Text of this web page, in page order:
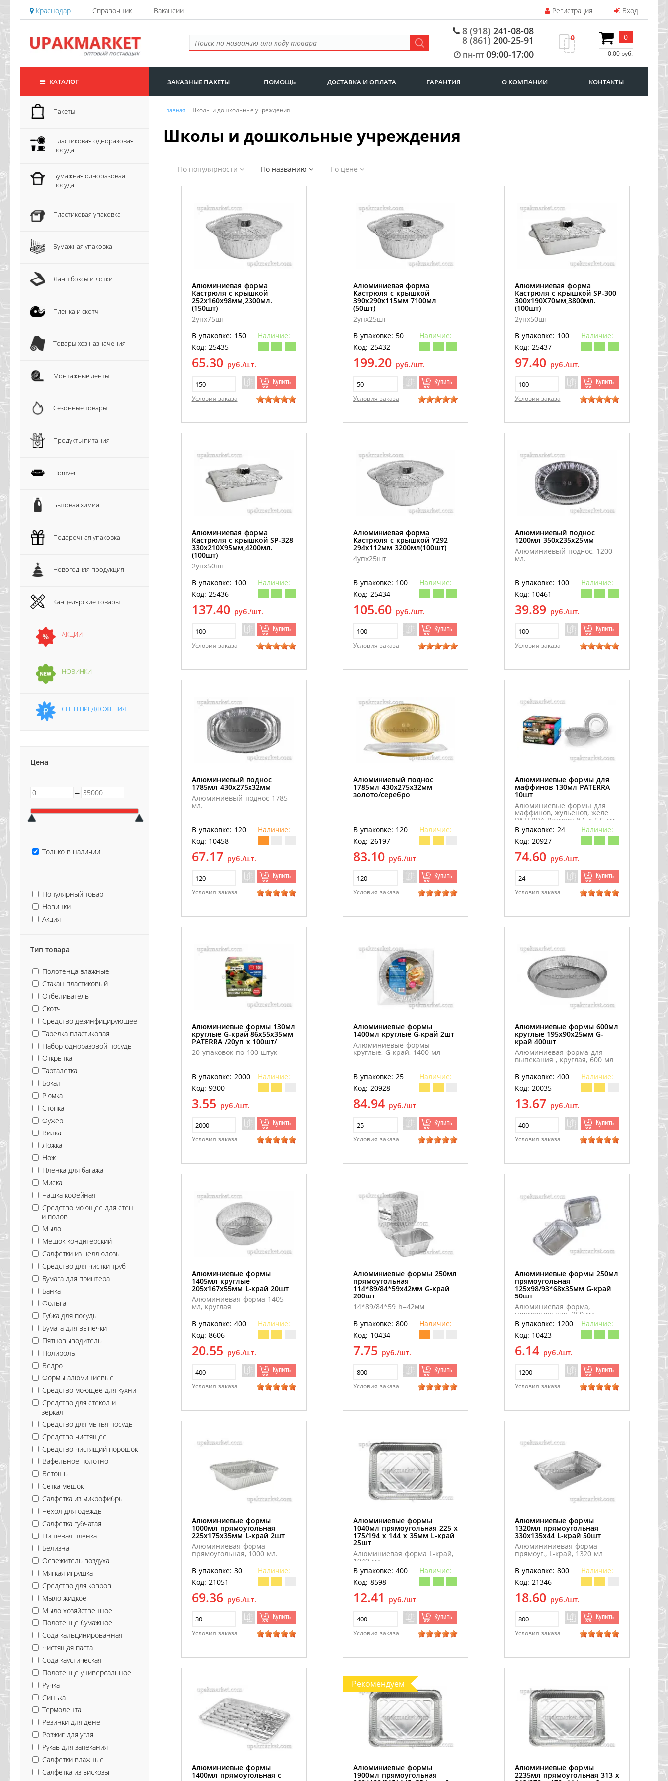
Краснодар Справочник Вакансии Регистрация Вход
8 (918) 241-08-08
8 (861) 200-25-91
пн-пт09:00-17:00
0 0
0.00 руб.
КАТАЛОГ ЗАКАЗНЫЕ ПАКЕТЫ ПОМОЩЬ ДОСТАВКА И ОПЛАТА ГАРАНТИЯ О КОМПАНИИ КОНТАКТЫ
Пакеты
Пластиковая одноразовая
посуда
Бумажная одноразовая
посуда
Пластиковая упаковка
Бумажная упаковка
Ланч боксы и лотки
Пленка и скотч
Товары хоз назначения
Монтажные ленты
Сезонные товары
Продукты питания
Homver
Бытовая химия
Подарочная упаковка
Новогодняя продукция
Канцелярские товары
АКЦИИ
НОВИНКИ
СПЕЦ ПРЕДЛОЖЕНИЯ
Цена
─
Только в наличии
Популярный товар
Новинки
Акция
Тип товара
Полотенца влажные
Стакан пластиковый
Отбеливатель
Скотч
Средство дезинфицирующее
Тарелка пластиковая
Набор одноразовой посуды
Открытка
Тарталетка
Бокал
Рюмка
Стопка
Фужер
Вилка
Ложка
Нож
Пленка для багажа
Миска
Чашка кофейная
Средство моющее для стен
и полов
Мыло
Мешок кондитерский
Салфетки из целлюлозы
Средство для чистки труб
Бумага для принтера
Банка
Фольга
Губка для посуды
Бумага для выпечки
Пятновыводитель
Полироль
Ведро
Формы алюминиевые
Средство моющее для кухни
Средство для стекол и
зеркал
Средство для мытья посуды
Средство чистящее
Средство чистящий порошок
Вафельное полотно
Ветошь
Сетка мешок
Салфетка из микрофибры
Чехол для одежды
Салфетка губчатая
Пищевая пленка
Белизна
Освежитель воздуха
Мягкая игрушка
Средство для ковров
Мыло жидкое
Мыло хозяйственное
Полотенце бумажное
Сода кальцинированная
Чистящая паста
Сода каустическая
Полотенце универсальное
Ручка
Синька
Термолента
Резинки для денег
Розжиг для угля
Рукав для запекания
Салфетки влажные
Салфетка из вискозы
Главная- Школы и дошкольные учреждения
Школы и дошкольные учреждения
По популярности По названию По цене
Алюминиевая форма
Кастрюля с крышкой
252х160х98мм,2300мл.
(150шт)
2упх75шт
В упаковке: 150
Наличие:
Код: 25435
65.30 руб./шт.
Купить
Условия заказа
Алюминиевая форма
Кастрюля с крышкой
390х290х115мм 7100мл
(50шт)
2упх25шт
В упаковке: 50
Наличие:
Код: 25432
199.20 руб./шт.
Купить
Условия заказа
Алюминиевая форма
Кастрюля с крышкой SP-300
300х190Х70мм,3800мл.
(100шт)
2упх50шт
В упаковке: 100
Наличие:
Код: 25437
97.40 руб./шт.
Купить
Условия заказа
Алюминиевая форма
Кастрюля с крышкой SP-328
330х210Х95мм,4200мл.
(100шт)
2упх50шт
В упаковке: 100
Наличие:
Код: 25436
137.40 руб./шт.
Купить
Условия заказа
Алюминиевая форма
Кастрюля с крышкой Y292
294х112мм 3200мл(100шт)
4упх25шт
В упаковке: 100
Наличие:
Код: 25434
105.60 руб./шт.
Купить
Условия заказа
Алюминиевый поднос
1200мл 350х235х25мм
Алюминиевый поднос, 1200
мл.
В упаковке: 100
Наличие:
Код: 10461
39.89 руб./шт.
Купить
Условия заказа
Алюминиевый поднос
1785мл 430х275х32мм
Алюминиевый поднос 1785
мл.
В упаковке: 120
Наличие:
Код: 10458
67.17 руб./шт.
Купить
Условия заказа
Алюминиевый поднос
1785мл 430х275х32мм
золото/серебро
В упаковке: 120
Наличие:
Код: 26197
83.10 руб./шт.
Купить
Условия заказа
Алюминиевые формы для
маффинов 130мл PATERRA
10шт
Алюминиевые формы для
маффинов, жульенов, желе
PATERRA Размер: 8,6 х 5,5 см.,
объем:130 мл.
В упаковке: 24
Наличие:
Код: 20927
74.60 руб./шт.
Купить
Условия заказа
Алюминиевые формы 130мл
круглые G-край 86х55х35мм
PATERRA /20уп х 100шт/
20 упаковок по 100 штук
В упаковке: 2000
Наличие:
Код: 9300
3.55 руб./шт.
Купить
Условия заказа
Алюминиевые формы
1400мл круглые G-край 2шт
Алюминиевые формы
круглые, G-край, 1400 мл
В упаковке: 25
Наличие:
Код: 20928
84.94 руб./шт.
Купить
Условия заказа
Алюминиевые формы 600мл
круглые 195х90х25мм G-
край 400шт
Алюминиевая форма для
выпекания , круглая, 600 мл
В упаковке: 400
Наличие:
Код: 20035
13.67 руб./шт.
Купить
Условия заказа
Алюминиевые формы
1405мл круглые
205х167х55мм L-край 20шт
Алюминиевая форма 1405
мл, круглая
В упаковке: 400
Наличие:
Код: 8606
20.55 руб./шт.
Купить
Условия заказа
Алюминиевые формы 250мл
прямоугольная
114*89/84*59х42мм G-край
200шт
14*89/84*59 h=42мм
В упаковке: 800
Наличие:
Код: 10434
7.75 руб./шт.
Купить
Условия заказа
Алюминиевые формы 250мл
прямоугольная
125х98/93*68х35мм G-край
50шт
Алюминиевая форма,
прямоугольная, 250 мл.
В упаковке: 1200
Наличие:
Код: 10423
6.14 руб./шт.
Купить
Условия заказа
Алюминиевые формы
1000мл прямоугольная
225х175х35мм L-край 2шт
Алюминиевая форма
прямоугольная, 1000 мл.
В упаковке: 30
Наличие:
Код: 21051
69.36 руб./шт.
Купить
Условия заказа
Алюминиевые формы
1040мл прямоугольная 225 х
175/194 х 144 х 35мм L-край
25шт
Алюминиевая форма L-край,
1040 мл
В упаковке: 400
Наличие:
Код: 8598
12.41 руб./шт.
Купить
Условия заказа
Алюминиевые формы
1320мл прямоугольная
330х135х44 L-край 50шт
Алюмининиевая форма
прямоуг., L-край, 1320 мл
В упаковке: 800
Наличие:
Код: 21346
18.60 руб./шт.
Купить
Условия заказа
Алюминиевые формы
1400мл прямоугольная с
Рекомендуем
Алюминиевые формы
1900мл прямоугольная
Алюминиевые формы
2235мл прямоугольная 313 х